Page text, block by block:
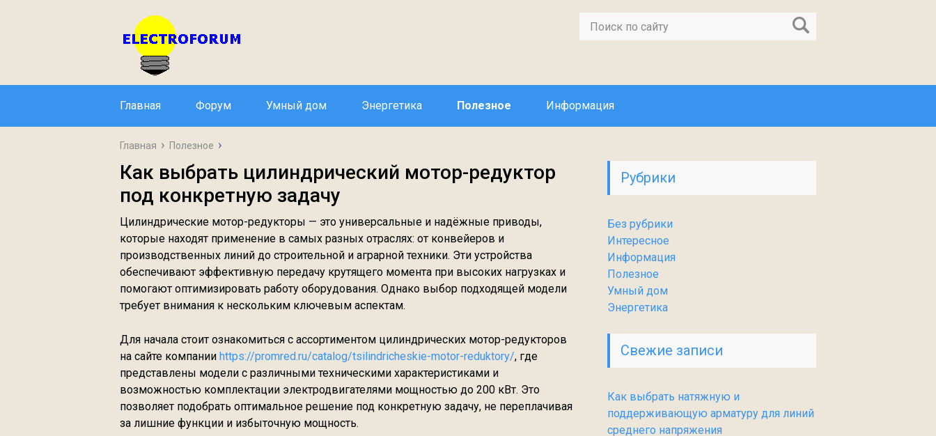
Главная Форум Умный дом Энергетика Полезное Информация
Главная Полезное
Как выбрать цилиндрический мотор-редуктор
под конкретную задачу
Цилиндрические мотор-редукторы — это универсальные и надёжные приводы,
которые находят применение в самых разных отраслях: от конвейеров и
производственных линий до строительной и аграрной техники. Эти устройства
обеспечивают эффективную передачу крутящего момента при высоких нагрузках и
помогают оптимизировать работу оборудования. Однако выбор подходящей модели
требует внимания к нескольким ключевым аспектам.
Для начала стоит ознакомиться с ассортиментом цилиндрических мотор-редукторов
на сайте компании https://promred.ru/catalog/tsilindricheskie-motor-reduktory/, где
представлены модели с различными техническими характеристиками и
возможностью комплектации электродвигателями мощностью до 200 кВт. Это
позволяет подобрать оптимальное решение под конкретную задачу, не переплачивая
за лишние функции и избыточную мощность.
Рубрики
Без рубрики
Интересное
Информация
Полезное
Умный дом
Энергетика
Свежие записи
Как выбрать натяжную и
поддерживающую арматуру для линий
среднего напряжения